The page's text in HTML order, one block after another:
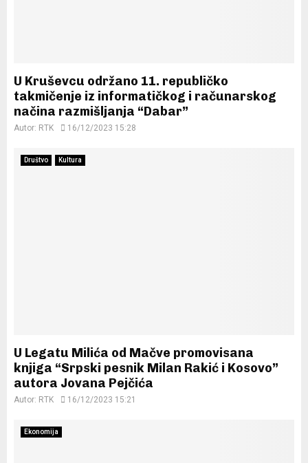
U Kruševcu održano 11. republičko
takmičenje iz informatičkog i računarskog
načina razmišljanja “Dabar”
Autor: RTK 16/12/2023 15:28
Društvo Kultura
U Legatu Milića od Mačve promovisana
knjiga “Srpski pesnik Milan Rakić i Kosovo”
autora Jovana Pejčića
Autor: RTK 16/12/2023 15:21
Ekonomija